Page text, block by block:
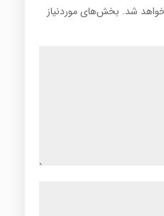
شد. بخش‌های موردنیاز